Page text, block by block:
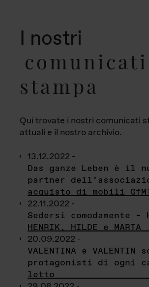
I nostri
comunicati
stampa
Qui trovate i nostri comunicati
attuali e il nostro archivio.
13.12.2022 -
Das ganze Leben è il
partner
acquisto di mobili
22.11.2022 -
Sedersi comodamente –
HENRIK, HILDE e MARTA
20.09.2022 -
VALENTINA e VALENTIN
protagonisti di ogni
letto